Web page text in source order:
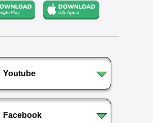
Youtube
Facebook